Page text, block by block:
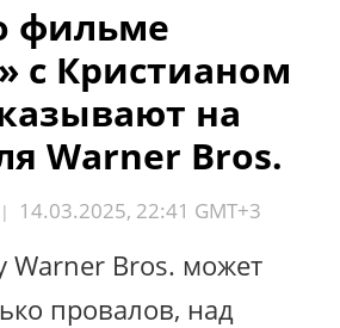
фильме
с Кристианом
на
Warner Bros.
| 14.03.2025, 22:41 GMT+3
Warner Bros. может
провалов, над